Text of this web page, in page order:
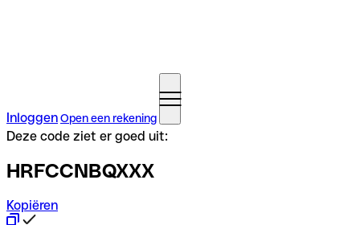
InloggenOpen een rekening
Deze code ziet er goed uit:
HRFCCNBQXXX
Kopiëren